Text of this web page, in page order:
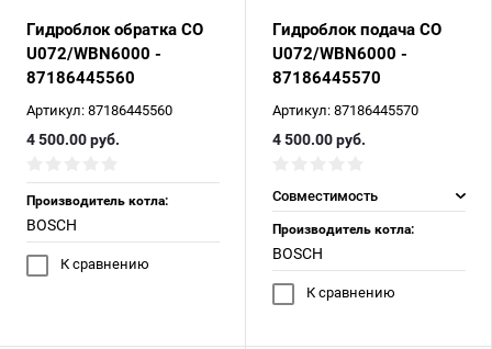
Есть аналог
Гидроблок обратка СО
U072/WBN6000 -
87186445560
Артикул: 87186445560
4 500.00руб.
Производитель котла:
BOSCH
К сравнению
Гидроблок подача СО
U072/WBN6000 -
87186445570
Артикул: 87186445570
4 500.00руб.
Совместимость
Производитель котла:
BOSCH
К сравнению